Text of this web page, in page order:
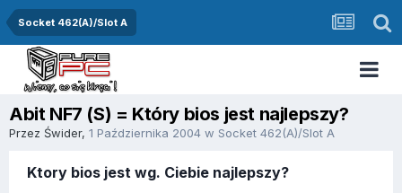
Socket 462(A)/Slot A
Abit NF7 (S) = Który bios jest najlepszy?
Przez Świder, 1 Października 2004 w Socket 462(A)/Slot A
Ktory bios jest wg. Ciebie najlepszy?